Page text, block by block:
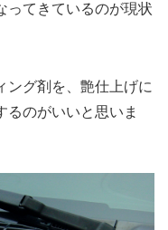
ってきているのが現状
ング剤を、艶仕上げに
るのがいいと思いま